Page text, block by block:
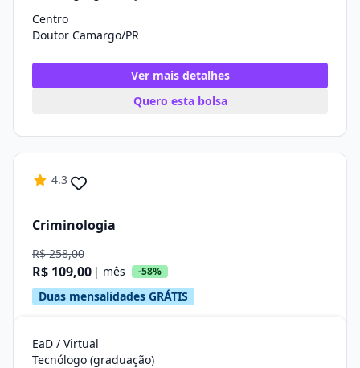
Centro
Doutor Camargo/PR
Ver mais detalhes
Quero esta bolsa
4.3
Criminologia
R$ 258,00
R$ 109,00 | mês -58%
Duas mensalidades GRÁTIS
EaD / Virtual
Tecnólogo (graduação)